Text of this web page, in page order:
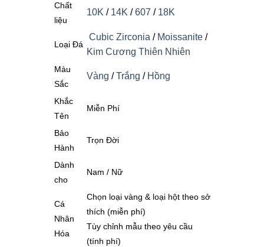
Chất
liệu
10K / 14K /607 / 18K
Loại Đá
Cubic Zirconia / Moissanite/
Kim Cương Thiên Nhiên
Màu
Sắc
Vàng /Trắng / Hồng
Khắc
Tên
Miễn Phí
Bảo
Hành
Trọn Đời
Dành
cho
Nam / Nữ
Cá
Nhân
Hóa
Chọn loại vàng & loại hột theo sở
thích (miễn phí)
Tùy chỉnh mẫu theo yêu cầu
(tính phí)